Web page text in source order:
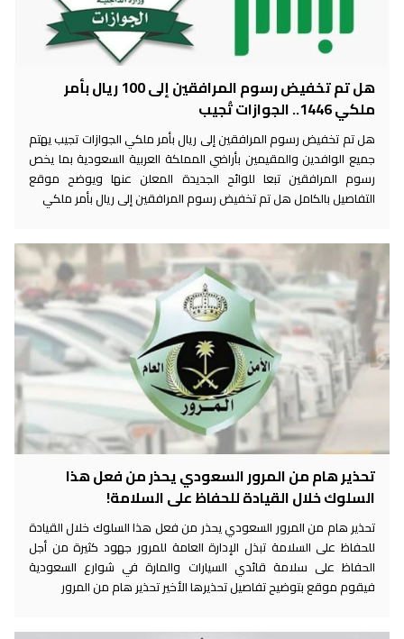
هل تم تخفيض رسوم المرافقين إلى 100 ريال بأمر
ملكي 1446.. الجوازات تُجيب
هل تم تخفيض رسوم المرافقين إلى ريال بأمر ملكي الجوازات تجيب يهتم
جميع الوافدين والمقيمين بأراضي المملكة العربية السعودية بما يخص
رسوم المرافقين تبعا للوائح الجديدة المعلن عنها ويوضح موقع
التفاصيل بالكامل هل تم تخفيض رسوم المرافقين إلى ريال بأمر ملكي
تحذير هام من المرور السعودي يحذر من فعل هذا
السلوك خلال القيادة للحفاظ على السلامة!
تحذير هام من المرور السعودي يحذر من فعل هذا السلوك خلال القيادة
للحفاظ على السلامة تبذل الإدارة العامة للمرور جهود كثيرة من أجل
الحفاظ على سلامة قائدي السيارات والمارة في شوارع السعودية
فيقوم موقع بتوضيح تفاصيل تحذيرها الأخير تحذير هام من المرور